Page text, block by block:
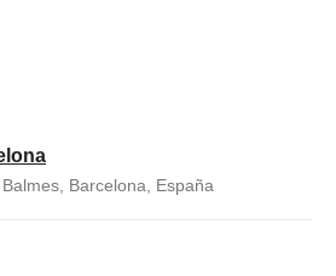
Barcelona, España